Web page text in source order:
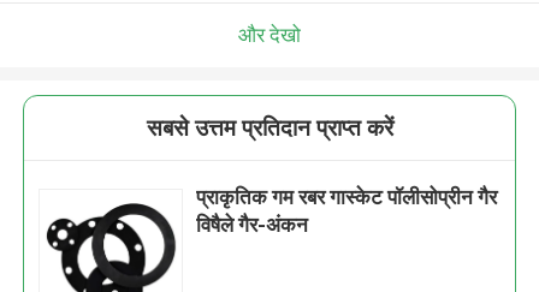
और देखो
सबसे उत्तम प्रतिदान प्राप्त करें
प्राकृतिक गम रबर गास्केट पॉलीसोप्रीन गैर
विषैले गैर-अंकन